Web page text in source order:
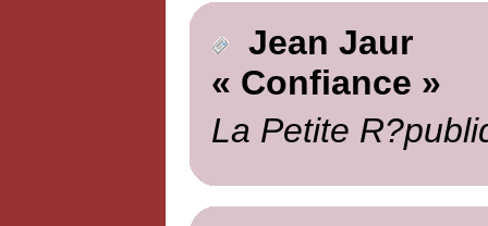
Jean Jaur
« Confiance »
La Petite